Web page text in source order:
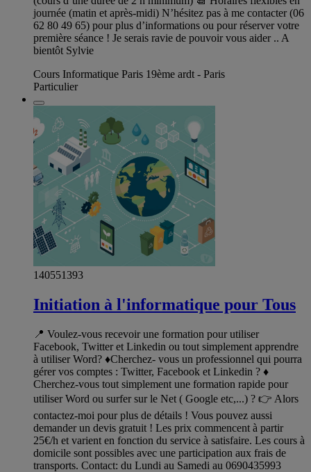
journée (matin et après-midi) N’hésitez pas à me contacter (06
62 80 49 65) pour plus d’informations ou pour réserver votre
première séance ! Je serais ravie de pouvoir vous aider .. A
bientôt Sylvie
Cours Informatique Paris 19ème ardt - Paris
Particulier
140551393
Initiation à l'informatique pour Tous
📍 Voulez-vous recevoir une formation pour utiliser
Facebook, Twitter et Linkedin ou tout simplement apprendre
à utiliser Word? ♦️Cherchez- vous un professionnel qui pourra
gérer vos comptes : Twitter, Facebook et Linkedin ? ♦️
Cherchez-vous tout simplement une formation rapide pour
utiliser Word ou surfer sur le Net ( Google etc,...) ? 👉 Alors
contactez-moi pour plus de détails ! Vous pouvez aussi
demander un devis gratuit ! Les prix commencent à partir
25€/h et varient en fonction du service à satisfaire. Les cours à
domicile sont possibles avec une participation aux frais de
transports. Contact: du Lundi au Samedi au 0690435993